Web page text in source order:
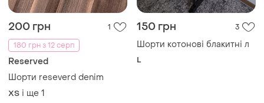
200 грн
1
180 грн з 12 серп
Reserved
Шорти reseverd denim
ХS і ще 1
150 грн 3
Шорти котонові блакитні л
L